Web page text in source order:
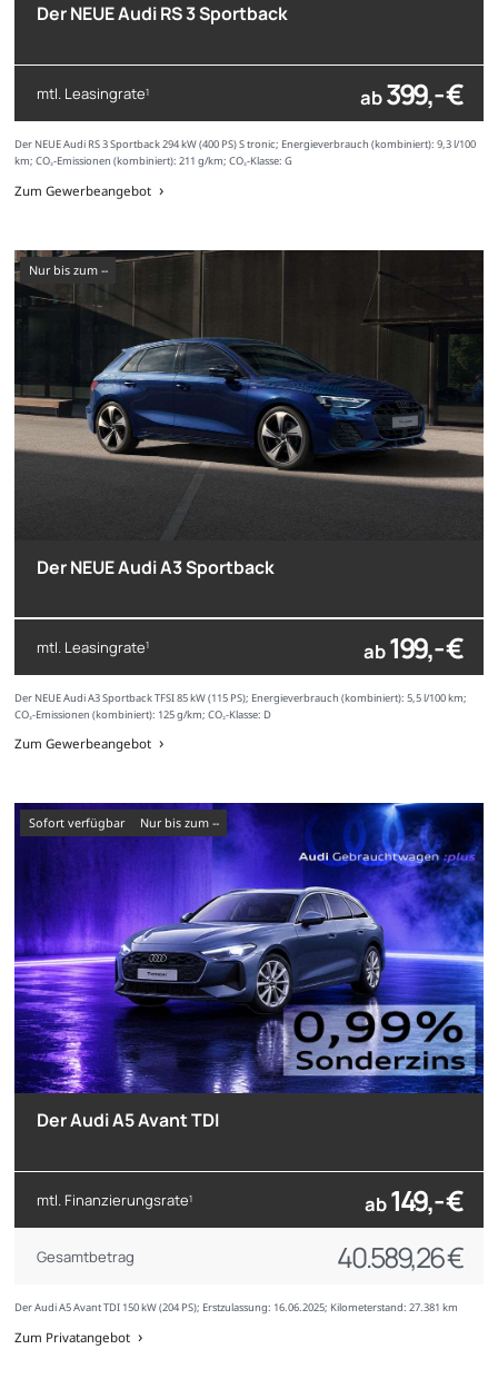
Der NEUE Audi RS 3 Sportback
mtl. Leasingrate1 ab399,- €
Der NEUE Audi RS 3 Sportback 294 kW (400 PS) S tronic; Energieverbrauch (kombiniert): 9,3 l/100
km; CO₂-Emissionen (kombiniert): 211 g/km; CO₂-Klasse: G
Zum Gewerbeangebot
nur bis zum --
Der NEUE Audi A3 Sportback
mtl. Leasingrate1 ab199,- €
Der NEUE Audi A3 Sportback TFSI 85 kW (115 PS); Energieverbrauch (kombiniert): 5,5 l/100 km;
CO₂-Emissionen (kombiniert): 125 g/km; CO₂-Klasse: D
Zum Gewerbeangebot
sofort verfügbar nur bis zum --
Der Audi A5 Avant TDI
mtl. Finanzierungsrate1 ab149,- €
Gesamtbetrag 40.589,26 €
Der Audi A5 Avant TDI 150 kW (204 PS); Erstzulassung: 16.06.2025; Kilometerstand: 27.381 km
Zum Privatangebot